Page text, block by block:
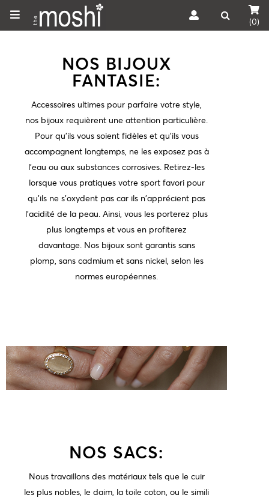
(0)
NOS BIJOUX
FANTASIE:
Accessoires ultimes pour parfaire votre style,
nos bijoux requièrent une attention particulière.
Pour qu'ils vous soient fidèles et qu'ils vous
accompagnent longtemps, ne les exposez pas à
l'eau ou aux substances corrosives. Retirez-les
lorsque vous pratiques votre sport favori pour
qu'ils ne s'oxydent pas car ils n'apprécient pas
l'acidité de la peau. Ainsi, vous les porterez plus
plus longtemps et vous en profiterez
davantage. Nos bijoux sont garantis sans
plomp, sans cadmium et sans nickel, selon les
normes européennes.
NOS SACS:
Nous travaillons des matériaux tels que le cuir
les plus nobles, le daim, la toile coton, ou le simili